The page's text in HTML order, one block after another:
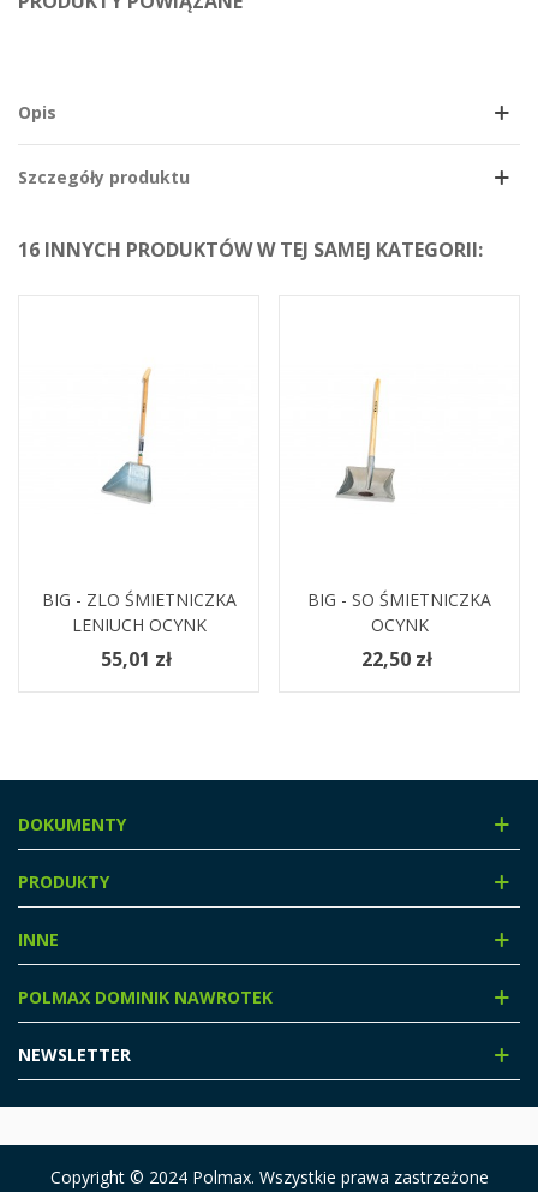
Opis
Szczegóły produktu
16 INNYCH PRODUKTÓW W TEJ SAMEJ KATEGORII:
BIG - ZLO ŚMIETNICZKA
LENIUCH OCYNK
55,01 zł
BIG - SO ŚMIETNICZKA
OCYNK
22,50 zł
DOKUMENTY
PRODUKTY
INNE
POLMAX DOMINIK NAWROTEK
NEWSLETTER
Copyright © 2024 Polmax. Wszystkie prawa zastrzeżone